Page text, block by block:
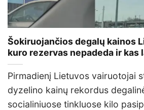
Šokiruojančios degalų kainos
kuro rezervas nepadeda ir kas
Pirmadienį Lietuvos vairuotojai
dyzelino kainų rekordus
socialiniuose tinkluose kilo